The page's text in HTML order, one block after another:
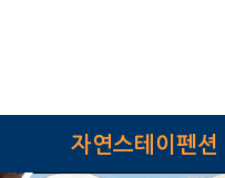
자연스테이펜션